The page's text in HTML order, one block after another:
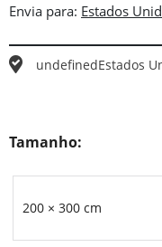
Envia para:
undefinedEstados
Tamanho:
200 × 300 cm